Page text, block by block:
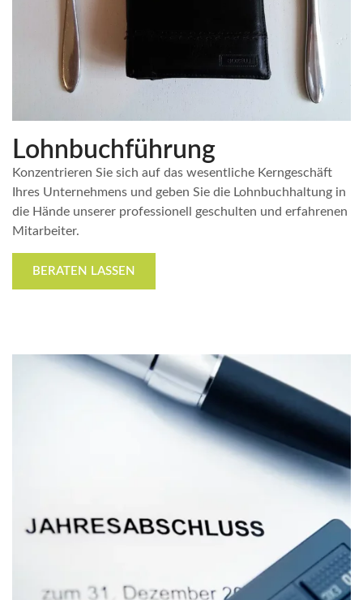
Lohnbuchführung
Konzentrieren Sie sich auf das wesentliche Kerngeschäft
Ihres Unternehmens und geben Sie die Lohnbuchhaltung in
die Hände unserer professionell geschulten und erfahrenen
Mitarbeiter.
BERATEN LASSEN